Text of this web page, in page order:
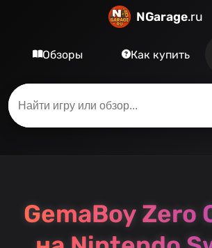
NGarage.ru
Обзоры Как купить
GemaBoy Zero